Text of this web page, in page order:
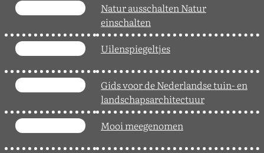
Natur ausschalten Natur
einschalten
Uilenspiegeltjes
Gids voor de Nederlandse tuin- en
landschapsarchitectuur
Mooi meegenomen